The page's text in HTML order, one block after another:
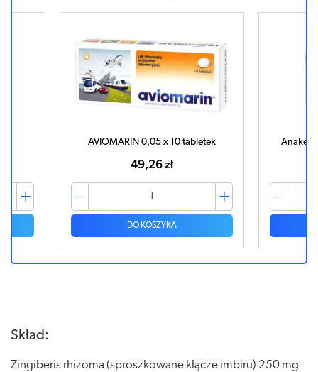
AVIOMARIN 0,05 x 10 tabletek
49,26 zł
DO KOSZYKA
Skład:
Zingiberis rhizoma (sproszkowane kłącze imbiru) 250 mg